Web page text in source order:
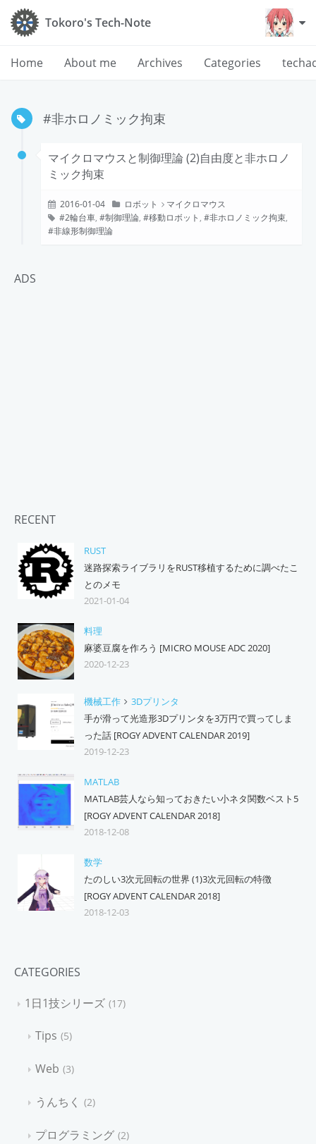
Tokoro's Tech-Note
Home About me Archives Categories
#非ホロノミック拘束
マイクロマウスと制御理論 (2)自由度と非ホロノ
ミック拘束
2016-01-04 ロボット
マイクロマウス
2輪台車, 制御理論, 移動ロボット , 非ホロノミック拘束,
非線形制御理論
ADS
RECENT
RUST
迷路探索ライブラリをRUST移植するために調べたこ
とのメモ
2021-01-04
料理
麻婆豆腐を作ろう [MICRO MOUSE ADC 2020]
2020-12-23
機械工作
3Dプリンタ
手が滑って光造形3Dプリンタを3万円で買ってしま
った話 [ROGY ADVENT CALENDAR 2019]
2019-12-23
MATLAB
MATLAB芸人なら知っておきたい小ネタ関数ベスト5
[ROGY ADVENT CALENDAR 2018]
2018-12-08
数学
たのしい3次元回転の世界 (1)3次元回転の特徴
[ROGY ADVENT CALENDAR 2018]
2018-12-03
CATEGORIES
1日1技シリーズ 17
Tips 5
Web 3
うんちく 2
プログラミング 2